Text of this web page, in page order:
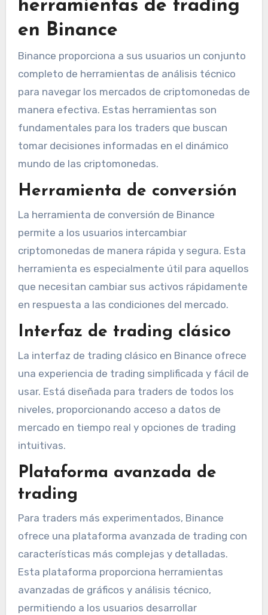
herramientas de trading
en Binance
Binance proporciona a sus usuarios un conjunto
completo de herramientas de análisis técnico
para navegar los mercados de criptomonedas de
manera efectiva. Estas herramientas son
fundamentales para los traders que buscan
tomar decisiones informadas en el dinámico
mundo de las criptomonedas.
Herramienta de conversión
La herramienta de conversión de Binance
permite a los usuarios intercambiar
criptomonedas de manera rápida y segura. Esta
herramienta es especialmente útil para aquellos
que necesitan cambiar sus activos rápidamente
en respuesta a las condiciones del mercado.
Interfaz de trading clásico
La interfaz de trading clásico en Binance ofrece
una experiencia de trading simplificada y fácil de
usar. Está diseñada para traders de todos los
niveles, proporcionando acceso a datos de
mercado en tiempo real y opciones de trading
intuitivas.
Plataforma avanzada de
trading
Para traders más experimentados, Binance
ofrece una plataforma avanzada de trading con
características más complejas y detalladas.
Esta plataforma proporciona herramientas
avanzadas de gráficos y análisis técnico,
permitiendo a los usuarios desarrollar